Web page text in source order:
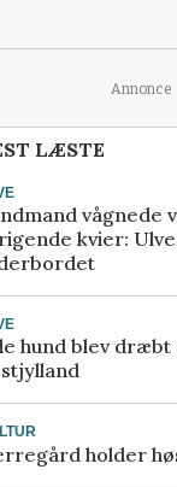
Annonce
LÆSTE
vågnede
kvier:
hund blev dræbt
holder